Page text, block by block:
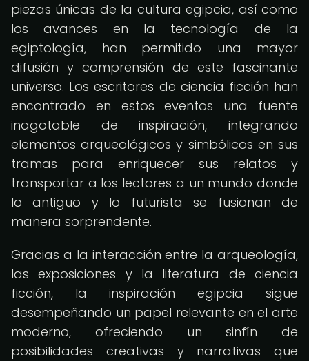
piezas únicas de la cultura egipcia, así como
los avances en la tecnología de la
egiptología, han permitido una mayor
difusión y comprensión de este fascinante
universo. Los escritores de ciencia ficción han
encontrado en estos eventos una fuente
inagotable de inspiración, integrando
elementos arqueológicos y simbólicos en sus
tramas para enriquecer sus relatos y
transportar a los lectores a un mundo donde
lo antiguo y lo futurista se fusionan de
manera sorprendente.
Gracias a la interacción entre la arqueología,
las exposiciones y la literatura de ciencia
ficción, la inspiración egipcia sigue
desempeñando un papel relevante en el arte
moderno, ofreciendo un sinfín de
posibilidades creativas y narrativas que